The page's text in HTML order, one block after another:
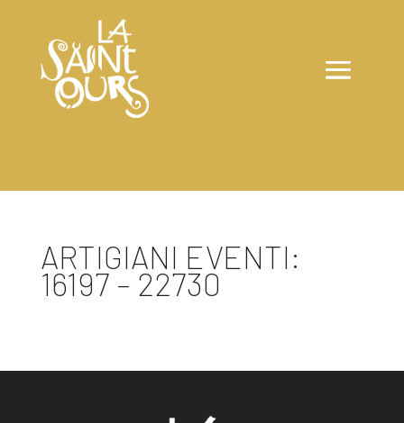
ARTIGIANI EVENTI:
16197 – 22730